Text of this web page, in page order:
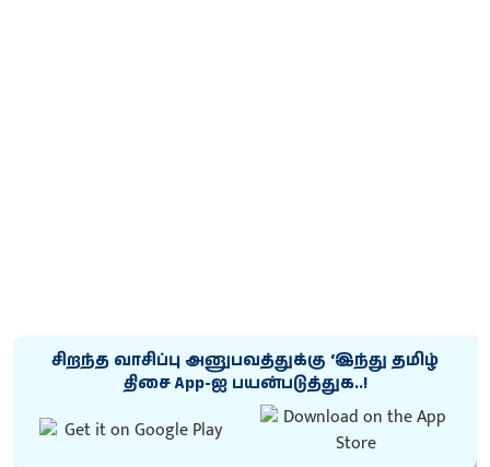
சிறந்த வாசிப்பு அனுபவத்துக்கு ‘இந்து தமிழ்
திசை App-ஐ பயன்படுத்துக..!